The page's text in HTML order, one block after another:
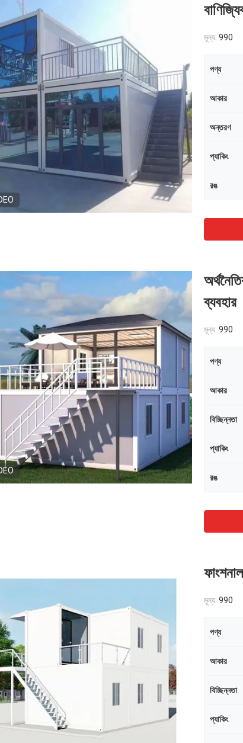
মূল্য: 990
পণ্য
আকার
অন্তরণ
প্যাকিং
রঙ
ব্যবহার
মূল্য: 990
পণ্য
আকার
বিচ্ছিন্নতা
প্যাকিং
রঙ
মূল্য: 990
পণ্য
আকার
বিচ্ছিন্নতা
প্যাকিং